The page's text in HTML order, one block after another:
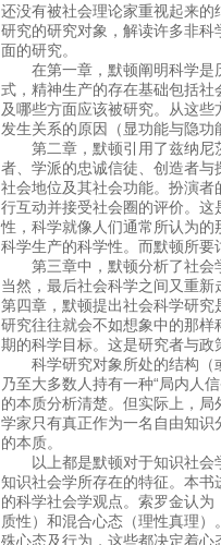
还没有被社会理论家重视起来
研究的研究对象，解读许多非
面的研究。
在第一章，默顿阐明科学是
式，精神生产的存在基础包括
及哪些方面应该被研究。从这
发生关系的原因（显功能与隐
第二章，默顿引用了兹纳尼
者、学派的忠诚信徒、创造者
社会地位及其社会功能。扮演
行互动并接受社会圈的评价。
性，科学就像人们通常所认为
科学生产的科学性。而默顿所
第三章中，默顿分析了社会
当然，最后社会科学之间又重
第四章，默顿提出社会科学研
研究往往就会不如想象中的那
期的科学目标。这是研究者与
科学研究对象所处的结构（
乃至大多数人持有一种“局内人
的本质分析清楚。但实际上，
学家只有真正作为一名自由知
的本质。
以上都是默顿对于知识社会
知识社会学所存在的特征。本
的科学社会学观点。索罗金认
质性）和混合心态（理性真理
殊心态及行为，这些都决定着